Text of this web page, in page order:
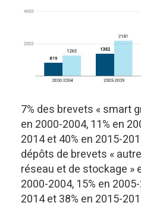
7% des brevets « smart
en 2000-2004, 11% en
2014 et 40% en 2015-
dépôts de brevets «
réseau et de stockage »
2000-2004, 15% en
2014 et 38% en 2015-